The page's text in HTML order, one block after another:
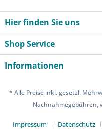
Hier finden Sie uns
Shop Service
Informationen
* Alle Preise inkl. gesetzl.
Nachnahmegebühren,
Impressum Datenschutz